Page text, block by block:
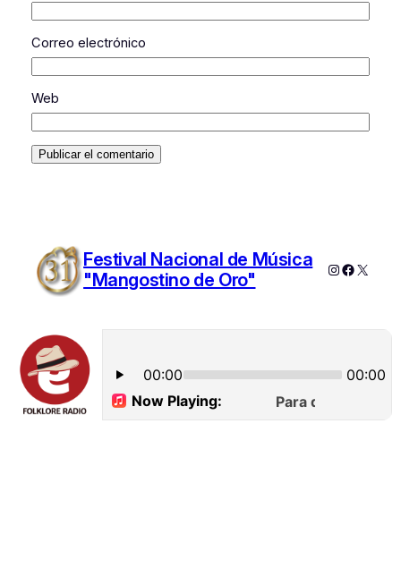
Correo electrónico
Web
Festival Nacional de Música
"Mangostino de Oro"
Instagram
X